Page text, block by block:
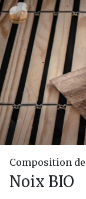
Composition
Noix BIO